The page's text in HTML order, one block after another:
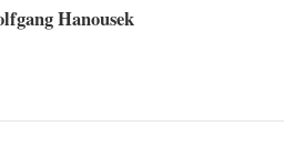
Hanousek